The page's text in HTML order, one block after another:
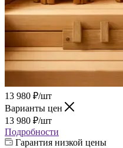
13 980 ₽/шт
Варианты цен
13 980 ₽/шт
Подробности
Гарантия низкой цены